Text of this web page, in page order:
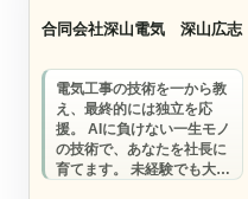
合同会社深山電気 深山広志
電気工事の技術を一から教
え、最終的には独立を応
援。 AIに負けない一生モノ
の技術で、あなたを社長に
育てます。 未経験でも大丈